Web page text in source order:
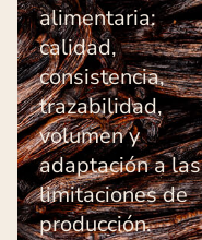
alimentaria:
calidad,
consistencia,
trazabilidad,
volumen y
adaptación a las
limitaciones de
producción.